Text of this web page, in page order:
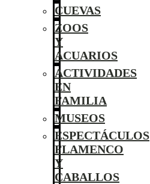
CUEVAS
ZOOS
Y
ACUARIOS
ACTIVIDADES
EN
FAMILIA
MUSEOS
ESPECTÁCULOS
FLAMENCO
Y
CABALLOS